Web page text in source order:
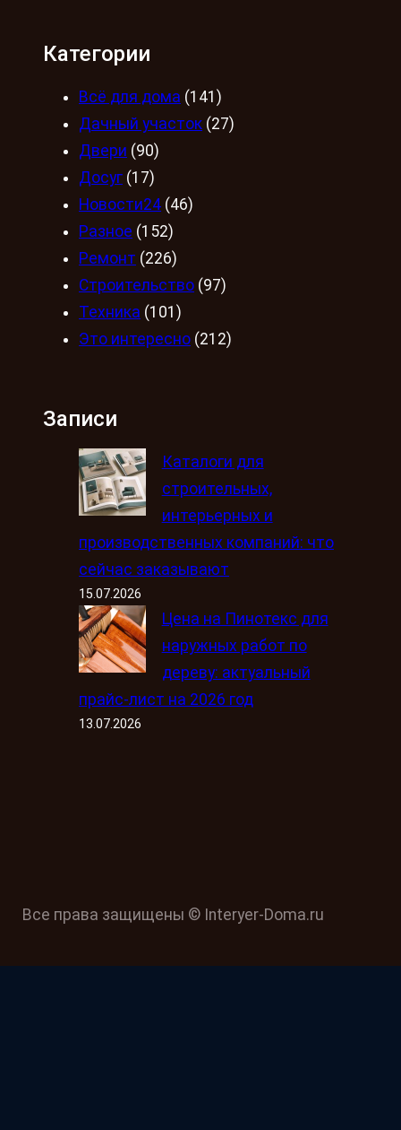
Категории
Всё для дома (141)
Дачный участок (27)
Двери (90)
Досуг (17)
Новости24 (46)
Разное (152)
Ремонт (226)
Строительство (97)
Техника (101)
Это интересно (212)
Записи
Каталоги для
строительных,
интерьерных и
производственных компаний: что
сейчас заказывают
15.07.2026
Цена на Пинотекс для
наружных работ по
дереву: актуальный
прайс-лист на 2026 год
13.07.2026
Все права защищены © Interyer-Doma.ru